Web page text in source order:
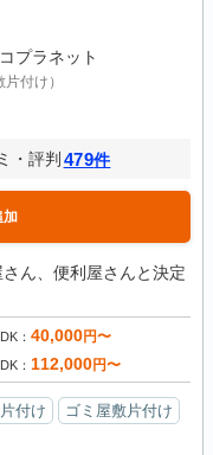
プラネット
付け）
・評判 479件
加
ん、便利屋さんと決定
40,000円〜
112,000円〜
付け
ゴミ屋敷片付け